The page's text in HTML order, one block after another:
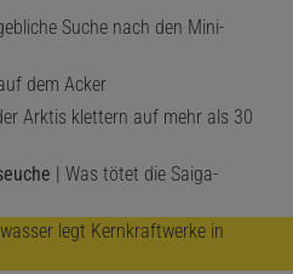
Suche nach den Mini-
dem Acker
Arktis klettern auf mehr als 30
| Was tötet die Saiga-
legt Kernkraftwerke in